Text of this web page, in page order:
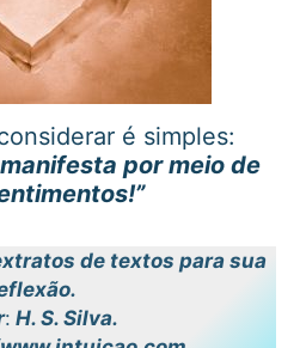
é simples:
por meio de
de textos para sua
: H. S. Silva.